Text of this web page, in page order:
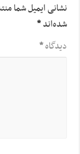
نشانی ایمیل شما
شده‌اند*
دیدگاه*